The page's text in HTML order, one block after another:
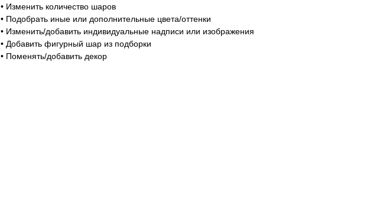
• Изменить количество шаров
• Подобрать иные или дополнительные цвета/оттенки
• Изменить/добавить индивидуальные надписи или изображения
• Добавить фигурный шар из подборки
• Поменять/добавить декор